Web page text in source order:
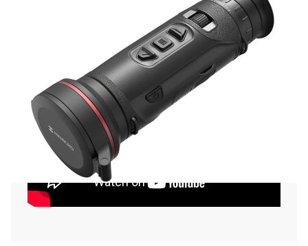
, puteți analiza în detaliu trofeul
chiar și la distanțe foarte mari.
Performanță pe Teren și Autonomie:
Alimentare cu Acumulatori 21700:
Folosește baterii de
21700reîncărcabile și înlocuibile, oferind o
autonomie de aproximativ6.5 ore. Portul USB-C permite
alimentarea rapidă de la un powerbank sau încărcarea
directă a celulelor.
Construcție Militară (IP67):
etanș la praf și rezistent la scufundarea în apă,
funcționând impecabil în condiții de ploaie, ninsoare sau
umiditate extremă.
Multimedia Complet:
capturează fotografii direct în memoria internă. Wi-Fi-ul